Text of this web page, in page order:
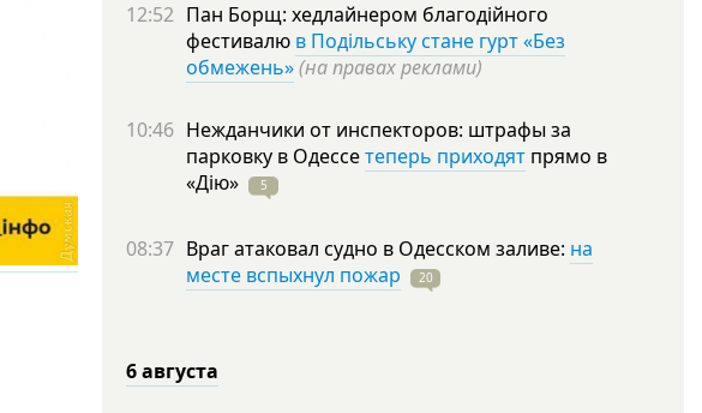
12:52 Пан Борщ: хедлайнером благодійного
фестивалю в Подільську стане гурт «Без
обмежень»(на правах реклами)
10:46 Нежданчики от инспекторов: штрафы за
парковку в Одессетеперь приходят прямо в
«Дію»
5
08:37 Враг атаковал судно в Одесском заливе: на
месте вспыхнул пожар
20
6 августа